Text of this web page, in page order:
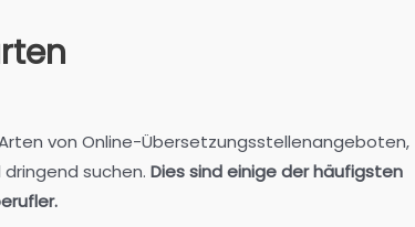
von Online-Übersetzungsstellenangeboten,
suchen. Dies sind einige der häufigsten